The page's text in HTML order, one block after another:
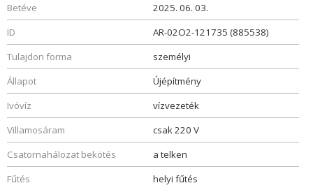
Betéve
2025. 06. 03.
ID
AR-02O2-121735 (885538)
Tulajdon forma
személyi
Állapot
Újépítmény
Ivóvíz
vízvezeték
Villamosáram
csak 220 V
Csatornahálozat bekötés
a telken
Fűtés
helyi fűtés